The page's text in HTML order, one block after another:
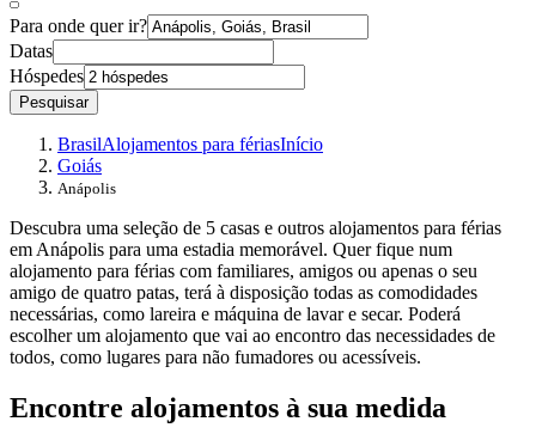
Para onde quer ir?
Datas
Hóspedes
Pesquisar
BrasilAlojamentos para fériasInício
Goiás
Anápolis
Descubra uma seleção de 5 casas e outros alojamentos para férias
em Anápolis para uma estadia memorável. Quer fique num
alojamento para férias com familiares, amigos ou apenas o seu
amigo de quatro patas, terá à disposição todas as comodidades
necessárias, como lareira e máquina de lavar e secar. Poderá
escolher um alojamento que vai ao encontro das necessidades de
todos, como lugares para não fumadores ou acessíveis.
Encontre alojamentos à sua medida